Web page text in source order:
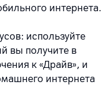
интернета.
используйте
вы получите в
к «Драйв», и
интернета